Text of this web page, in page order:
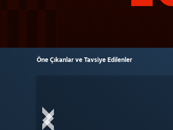
Öne Çıkanlar ve Tavsiye Edilenler